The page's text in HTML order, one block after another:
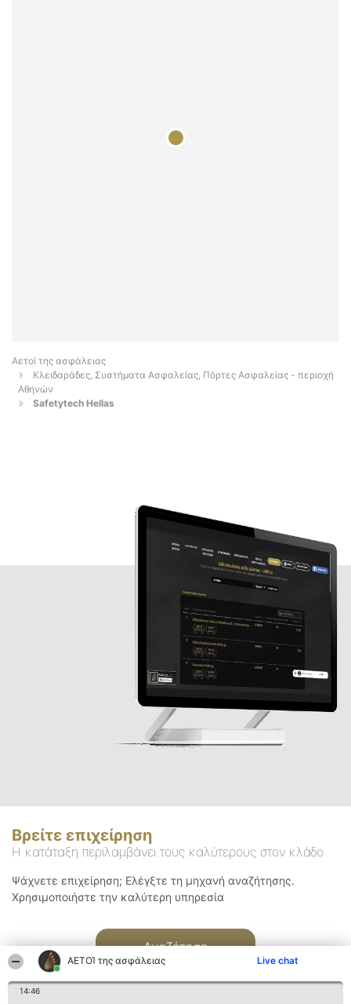
ΑΕΤΟΊ της ασφάλειας Live chat
14:46
Αετοί της ασφάλειας
Κλειδαράδες, Συστήματα Ασφαλείας, Πόρτες Ασφαλείας - περιοχή
Αθηνών
Safetytech Hellas
Βρείτε επιχείρηση
Η κατάταξη περιλαμβάνει τους καλύτερους στον κλάδο
Ψάχνετε επιχείρηση; Ελέγξτε τη μηχανή αναζήτησης.
Χρησιμοποιήστε την καλύτερη υπηρεσία
Αναζήτηση